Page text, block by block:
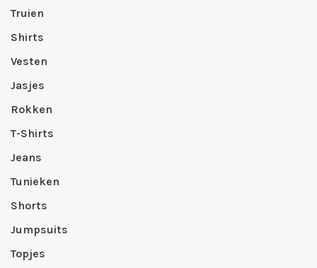
Truien
Shirts
Vesten
Jasjes
Rokken
T-Shirts
Jeans
Tunieken
Shorts
Jumpsuits
Topjes